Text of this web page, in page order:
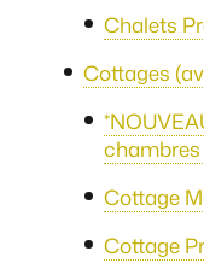
Chalets
Cottages
chambres
Cottage
Cottage